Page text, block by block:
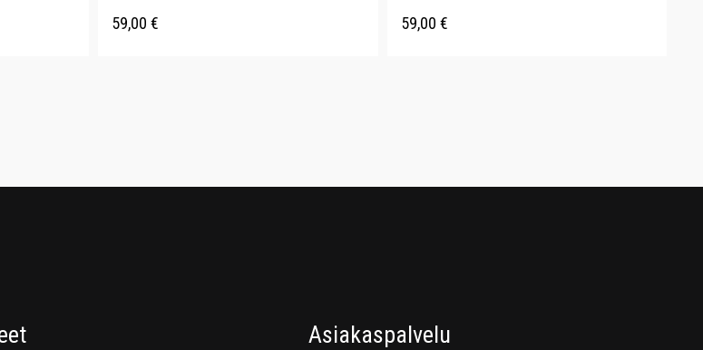
59,00 € 59,00 €
Asiakaspalvelu